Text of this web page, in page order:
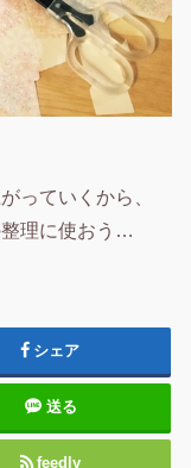
っていくから、
理に使おう…
シェア
送る
feedly